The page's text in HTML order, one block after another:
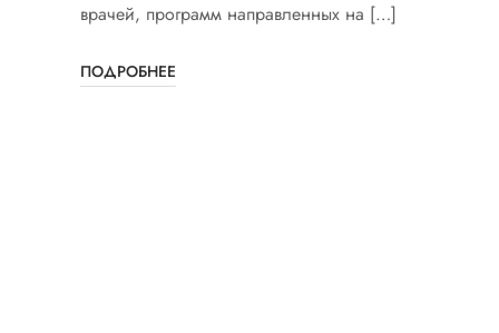
врачей, программ направленных на […]
ПОДРОБНЕЕ